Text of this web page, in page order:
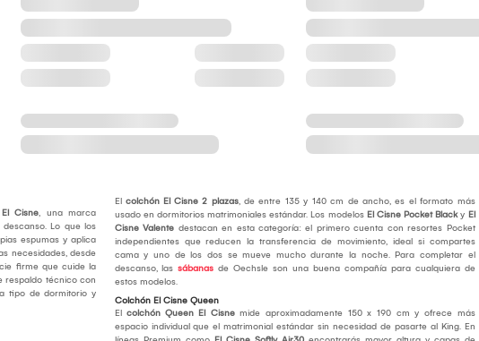
Cisne, una marca
Lo que los
espumas y aplica
necesidades, desde
firme que cuide la
respaldo técnico con
tipo de dormitorio y
El colchón El Cisne 2 plazas, de entre 135 y 140 cm de ancho, es el formato más
usado en dormitorios matrimoniales estándar. Los modelos El Cisne Pocket Blacky El
Cisne Valente destacan en esta categoría: el primero cuenta con resortes Pocket
independientes que reducen la transferencia de movimiento, ideal si compartes
cama y uno de los dos se mueve mucho durante la noche. Para completar el
descanso, las sábanasde Oechsle son una buena compañía para cualquiera de
estos modelos.
Colchón El Cisne Queen
El colchón Queen El Cisnemide aproximadamente 150 x 190 cm y ofrece más
espacio individual que el matrimonial estándar sin necesidad de pasarte al King. En